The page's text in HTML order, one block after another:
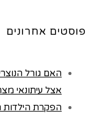
פוסטים אחרונים
האם גורל
אצל עיתונאי
הפקרת הילדות